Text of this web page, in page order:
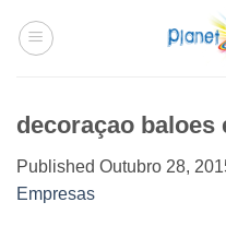
decoraçao baloes
Published Outubro 28,
Empresas